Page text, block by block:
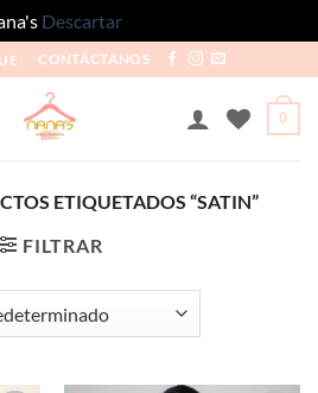
Descartar
CONTÁCTANOS
0
ETIQUETADOS “SATIN”
FILTRAR